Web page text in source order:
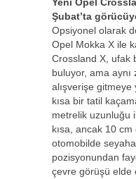
Yeni Opel
Şubat’ta
Opsiyonel olarak
Opel Mokka X ile
Crossland X, ufak
buluyor, ama
alışverişe gitmeye
kısa bir tatil
metrelik uzunluğu
kısa, ancak 10
otomobilde
pozisyonundan
çevre görüşü elde